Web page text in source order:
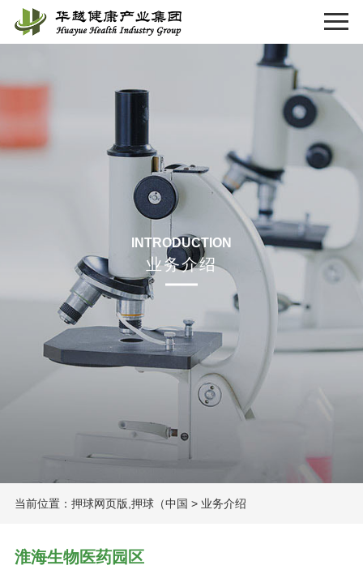
INTRODUCTION
业务介绍
当前位置： 押球网页版,押球（中国 > 业务介绍
淮海生物医药园区